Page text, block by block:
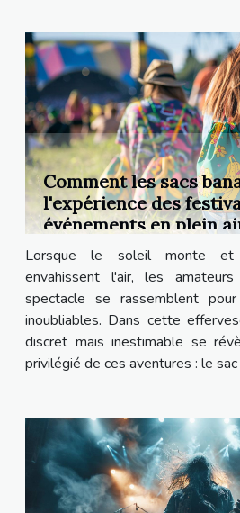
Comment les sacs
l'expérience des
événements en plein
Lorsque le soleil monte
envahissent l'air, les
spectacle se rassemblent
inoubliables. Dans cette
discret mais inestimable se
privilégié de ces aventures : le sac